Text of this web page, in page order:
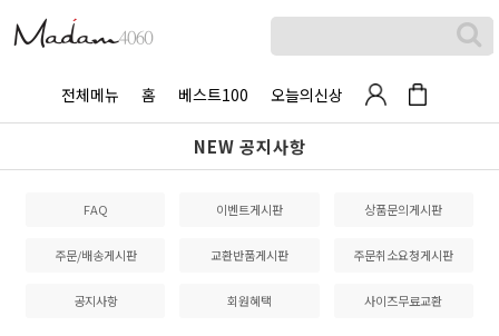
전체메뉴 홈 베스트100 오늘의신상
NEW 공지사항
FAQ 이벤트게시판 상품문의게시판
주문/배송게시판 교환반품게시판 주문취소요청게시판
공지사항 회원혜택 사이즈무료교환